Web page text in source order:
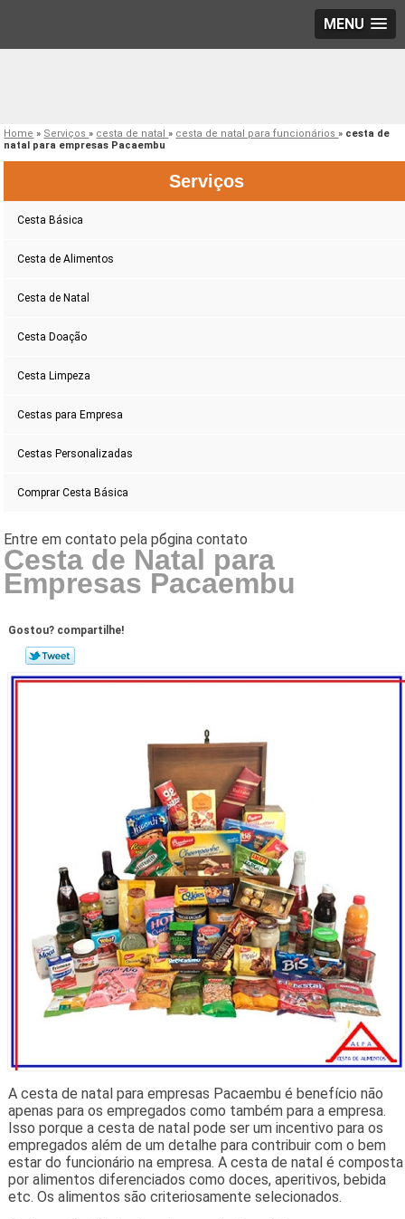
MENU
Home » Serviços» cesta de natal» cesta de natal para funcionários» cesta de
natal para empresas Pacaembu
Serviços
Cesta Básica
Cesta de Alimentos
Cesta de Natal
Cesta Doação
Cesta Limpeza
Cestas para Empresa
Cestas Personalizadas
Comprar Cesta Básica
Cesta de Natal para
Empresas Pacaembu
Gostou? compartilhe!
A cesta de natal para empresas Pacaembu é benefício não
apenas para os empregados como também para a empresa.
Isso porque a cesta de natal pode ser um incentivo para os
empregados além de um detalhe para contribuir com o bem
estar do funcionário na empresa. A cesta de natal é composta
por alimentos diferenciados como doces, aperitivos, bebida
etc. Os alimentos são criteriosamente selecionados.